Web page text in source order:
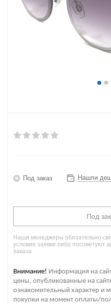
Под заказ Нашли
Под
Наши менеджеры обязательно
условия заявки либо посоветуют
заказа
Внимание! Информация на
цены, опубликованные на
ознакомительный характер и
покупки на момент оплаты/